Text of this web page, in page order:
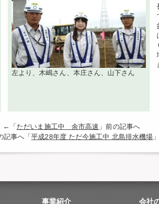
左より、木嶋さん、本庄さん、山下さん
←「 ただいま施工中 余市高速 」前の記事へ
記事へ「平成28年度 ただ今施工中 北島排水機場
事業紹介 会社